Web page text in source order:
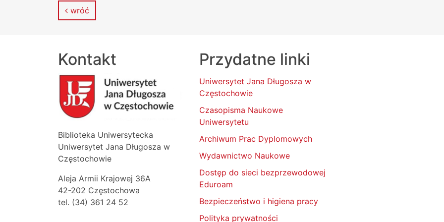
wróć
Kontakt
Biblioteka Uniwersytecka
Uniwersytet Jana Długosza w
Częstochowie
Aleja Armii Krajowej 36A
42-202 Częstochowa
tel. (34) 361 24 52
Przydatne linki
Uniwersytet Jana Długosza w
Częstochowie
Czasopisma Naukowe
Uniwersytetu
Archiwum Prac Dyplomowych
Wydawnictwo Naukowe
Dostęp do sieci bezprzewodowej
Eduroam
Bezpieczeństwo i higiena pracy
Polityka prywatności